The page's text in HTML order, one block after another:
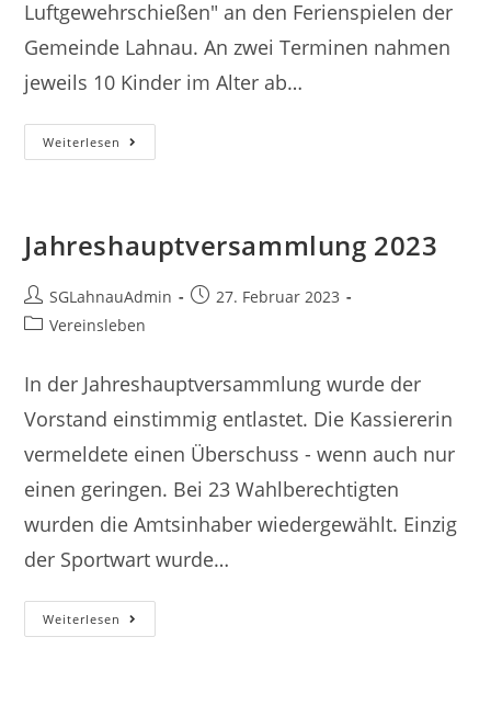
Luftgewehrschießen" an den Ferienspielen der
Gemeinde Lahnau. An zwei Terminen nahmen
jeweils 10 Kinder im Alter ab…
Weiterlesen Ferienspiele
2023
Jahreshauptversammlung 2023
Beitrags-
Autor:
SGLahnauAdmin
Beitrag27. Februar 2023
Beitrags-
Vereinsleben
In der Jahreshauptversammlung wurde der
Vorstand einstimmig entlastet. Die Kassiererin
vermeldete einen Überschuss - wenn auch nur
einen geringen. Bei 23 Wahlberechtigten
wurden die Amtsinhaber wiedergewählt. Einzig
der Sportwart wurde…
Weiterlesen Jahreshauptversammlung
2023